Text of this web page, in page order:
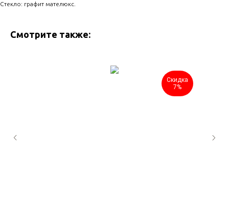
Стекло: графит мателюкс.
Смотрите также:
Скидка
7%